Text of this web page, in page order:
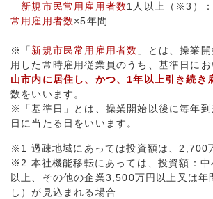
新規市民常用雇用者数 1人以上（※3）
常用雇用者数 ×5年間
※「 新規市民常用雇用者数 」とは、操業
用した常時雇用従業員のうち、基準日に
山市内に居住し、かつ、1年以上引き続き
数をいいます。
※「基準日」とは、操業開始以後に毎年
日に当たる日をいいます。
※1 過疎地域にあっては投資額は、2,700
※2 本社機能移転にあっては、投資額：
以上、その他の企業3,500万円以上又は年
し）が見込まれる場合